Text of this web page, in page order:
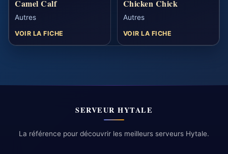
Camel Calf
Autres
VOIR LA FICHE
Chicken Chick
Autres
VOIR LA FICHE
SERVEUR HYTALE
La référence pour découvrir les meilleurs serveurs Hytale.